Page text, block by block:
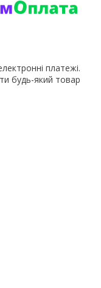
платежі.
будь-який товар